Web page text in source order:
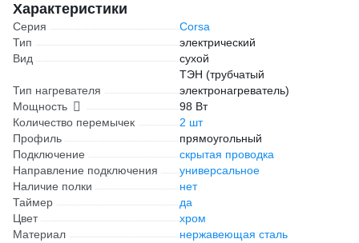
Характеристики
Серия
Corsa
Тип
электрический
Вид
сухой
Тип нагревателя
ТЭН (трубчатый
электронагреватель)
Мощность
98 Вт
Количество перемычек
2 шт
Профиль
прямоугольный
Подключение
скрытая проводка
Направление подключения
универсальное
Наличие полки
нет
Таймер
да
Цвет
хром
Материал
нержавеющая сталь